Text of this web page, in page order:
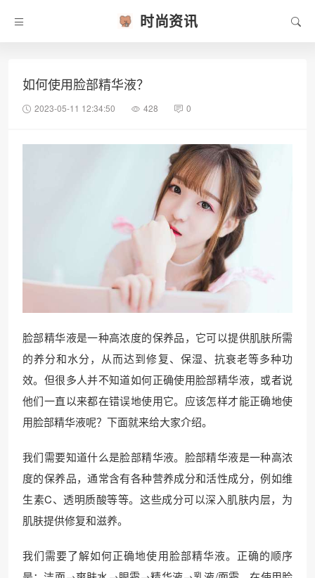
时尚资讯
如何使用脸部精华液？
2023-05-11 12:34:50 428 0
脸部精华液是一种高浓度的保养品，它可以提供肌肤所需
的养分和水分，从而达到修复、保湿、抗衰老等多种功
效。但很多人并不知道如何正确使用脸部精华液，或者说
他们一直以来都在错误地使用它。应该怎样才能正确地使
用脸部精华液呢？下面就来给大家介绍。
我们需要知道什么是脸部精华液。脸部精华液是一种高浓
度的保养品，通常含有各种营养成分和活性成分，例如维
生素C、透明质酸等等。这些成分可以深入肌肤内层，为
肌肤提供修复和滋养。
我们需要了解如何正确地使用脸部精华液。正确的顺序